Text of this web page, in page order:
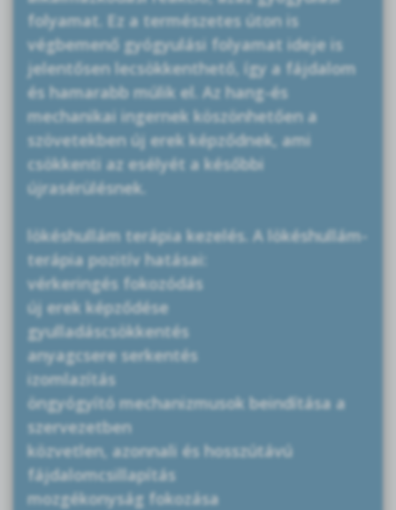
folyamat. Ez a természetes úton is
végbemenő gyógyulási folyamat ideje is
jelentősen lecsökkenthető, így a fájdalom
és hamarabb múlik el. Az hang-és
mechanikai ingernek köszönhetően a
szövetekben új erek képződnek, ami
csökkenti az esélyét a későbbi
újrasérülésnek.
lökéshullám terápia kezelés. A lökéshullám-
terápia pozitív hatásai:
vérkeringés fokozódás
új erek képződése
gyulladáscsökkentés
anyagcsere serkentés
izomlazítás
öngyógyító mechanizmusok beindítása a
szervezetben
közvetlen, azonnali és hosszútávú
fájdalomcsillapítás
mozgékonyság fokozása